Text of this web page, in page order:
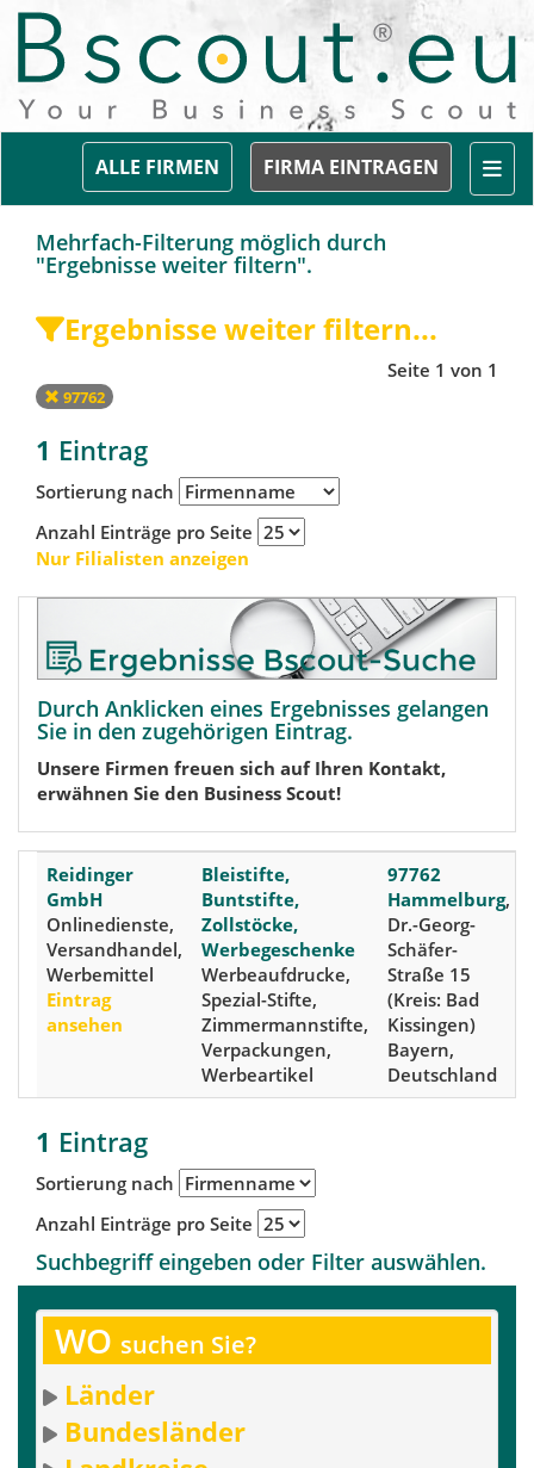
FIRMA EINTRAGEN
ALLE FIRMEN
Mehrfach-Filterung möglich durch
"Ergebnisse weiter filtern".
Ergebnisse weiter filtern...
Seite 1 von 1
97762
1 Eintrag
Sortierung nach
Anzahl Einträge pro Seite
Nur Filialisten anzeigen
Durch Anklicken eines Ergebnisses gelangen
Sie in den zugehörigen Eintrag.
Unsere Firmen freuen sich auf Ihren Kontakt,
erwähnen Sie den Business Scout!
Reidinger
GmbH
Onlinedienste,
Versandhandel,
Werbemittel
Eintrag
ansehen
Bleistifte,
Buntstifte,
Zollstöcke,
Werbegeschenke
Werbeaufdrucke,
Spezial-Stifte,
Zimmermannstifte,
Verpackungen,
Werbeartikel
97762
Hammelburg,
Dr.-Georg-
Schäfer-
Straße 15
(Kreis: Bad
Kissingen)
Bayern,
Deutschland
1 Eintrag
Sortierung nach
Anzahl Einträge pro Seite
Suchbegriff eingeben oder Filter auswählen.
WO suchen Sie?
Länder
Bundesländer